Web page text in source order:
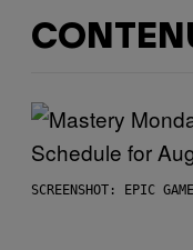
SCREENSHOT: EPIC